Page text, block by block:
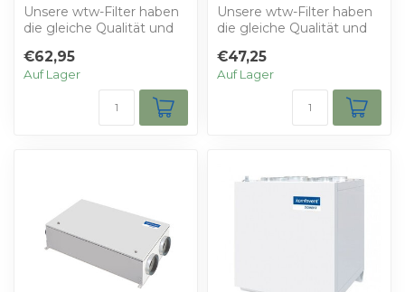
Unsere wtw-Filter haben
die gleiche Qualität und
Eigenschaften wie ...
€62,95
Auf Lager
Unsere wtw-Filter haben
die gleiche Qualität und
Eigenschaften wie ...
€47,25
Auf Lager